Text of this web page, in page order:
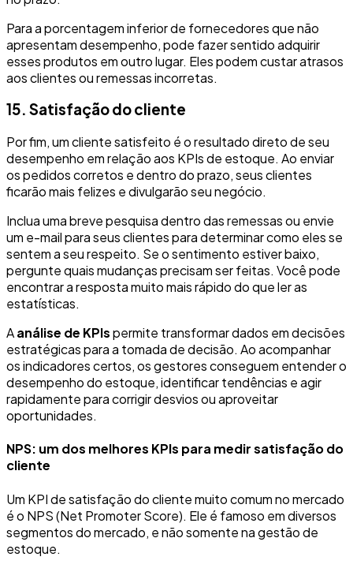
Para a porcentagem inferior de fornecedores que não
apresentam desempenho, pode fazer sentido adquirir
esses produtos em outro lugar. Eles podem custar atrasos
aos clientes ou remessas incorretas.
15. Satisfação do cliente
Por fim, um cliente satisfeito é o resultado direto de seu
desempenho em relação aos KPIs de estoque. Ao enviar
os pedidos corretos e dentro do prazo, seus clientes
ficarão mais felizes e divulgarão seu negócio.
Inclua uma breve pesquisa dentro das remessas ou envie
um e-mail para seus clientes para determinar como eles se
sentem a seu respeito. Se o sentimento estiver baixo,
pergunte quais mudanças precisam ser feitas. Você pode
encontrar a resposta muito mais rápido do que ler as
estatísticas.
Aanálise de KPIspermite transformar dados em decisões
estratégicas para a tomada de decisão. Ao acompanhar
os indicadores certos, os gestores conseguem entender o
desempenho do estoque, identificar tendências e agir
rapidamente para corrigir desvios ou aproveitar
oportunidades.
NPS: um dos melhores KPIs para medir satisfação do
cliente
Um KPI de satisfação do cliente muito comum no mercado
é o NPS (Net Promoter Score). Ele é famoso em diversos
segmentos do mercado, e não somente na gestão de
estoque.